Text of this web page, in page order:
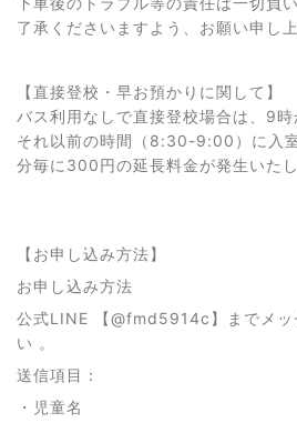
了承くださいますよう、お願い申し上
【直接登校・早お預かりに関して】
バス利用なしで直接登校場合は、9時
それ以前の時間（8:30-9:00）に入
分毎に300円の延長料金が発生いたし
【お申し込み方法】
お申し込み方法
公式LINE 【@fmd5914c】までメッ
い 。
送信項目：
・児童名